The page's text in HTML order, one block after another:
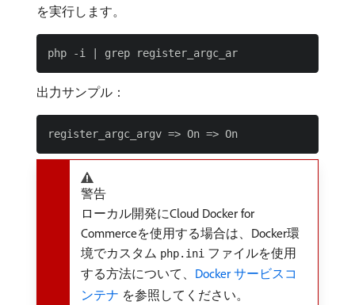
を実行します。
出力サンプル：
警告
ローカル開発にCloud Docker for
Commerceを使用する場合は、Docker環
境でカスタム php.ini ファイルを使用
する方法について、 Docker サービスコ
ンテナ ​ を参照してください。